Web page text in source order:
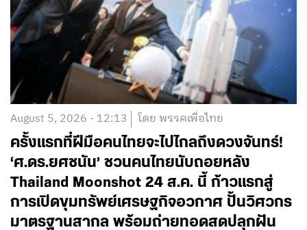
August 5, 2026 - 12:13 โดย พรรคเพื่อไทย
ครั้งแรกที่ฝีมือคนไทยจะไปไกลถึงดวงจันทร์!
‘ศ.ดร.ยศชนัน’ ชวนคนไทยนับถอยหลัง
Thailand Moonshot 24 ส.ค. นี้ ก้าวแรกสู่
การเปิดขุมทรัพย์เศรษฐกิจอวกาศ ปั้นวิศวกร
มาตรฐานสากล พร้อมถ่ายทอดสดปลุกฝัน